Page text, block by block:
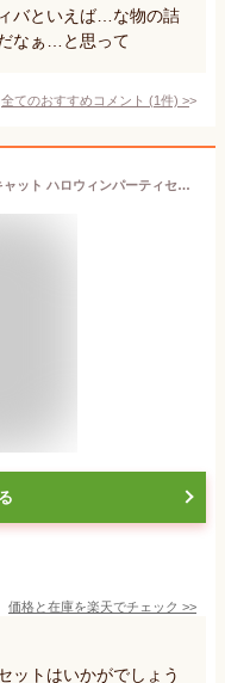
バといえば…な物の詰
なぁ…と思って
全てのおすすめコメント (1件) >
ゴディバ公式（GODIVA） ブラックキャット ハロウィンパーティセット ハロウィン お菓子 プレゼント
価格と在庫を楽天でチェック >>
ットはいかがでしょう